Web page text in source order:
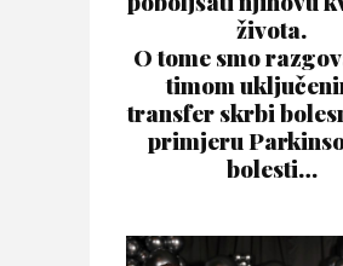
života.
O tome smo
timom
transfer skrbi
primjeru
bolesti…